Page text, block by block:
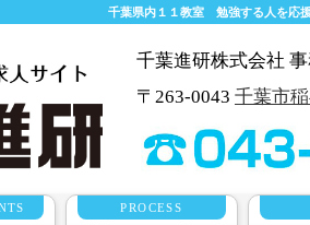
千葉県内１１教室 勉強する人を応
千葉進研株式会社
〒263-0043 千葉市
PROCESS